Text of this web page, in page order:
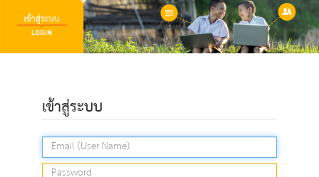
เข้าสู่ระบบ